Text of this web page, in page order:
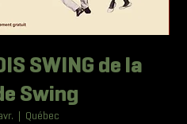
SWING de la
Swing
  |
Québec